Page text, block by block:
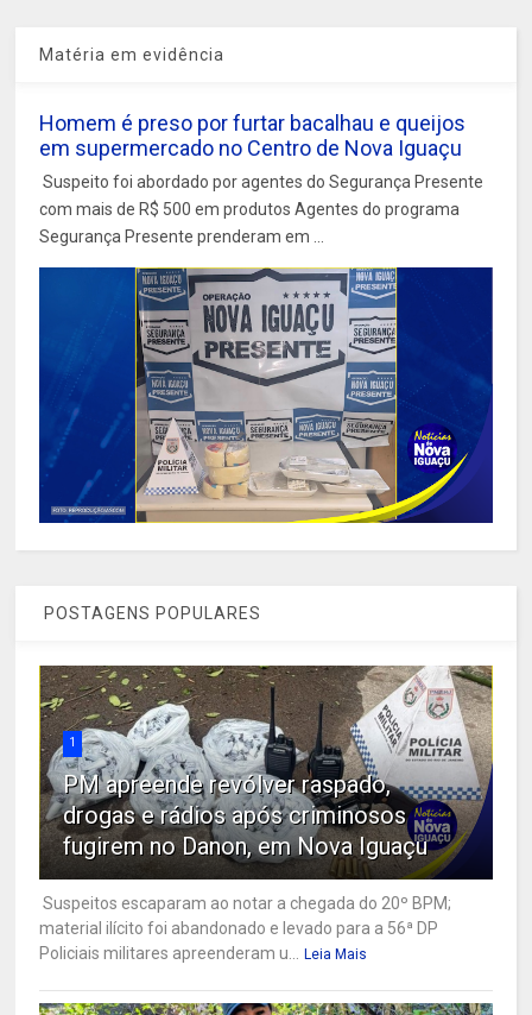
Matéria em evidência
Homem é preso por furtar bacalhau e queijos
em supermercado no Centro de Nova Iguaçu
Suspeito foi abordado por agentes do Segurança Presente
com mais de R$ 500 em produtos Agentes do programa
Segurança Presente prenderam em ...
POSTAGENS POPULARES
1
PM apreende revólver raspado,
drogas e rádios após criminosos
fugirem no Danon, em Nova Iguaçu
Suspeitos escaparam ao notar a chegada do 20º BPM;
material ilícito foi abandonado e levado para a 56ª DP
Policiais militares apreenderam u...
Leia Mais